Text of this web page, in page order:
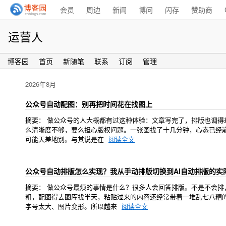
会员 周边 新闻 博问 闪存 赞助商
运营人
博客园 首页 新随笔 联系 订阅 管理
2026年8月
公众号自动配图：别再把时间花在找图上
摘要： 做公众号的人大概都有过这种体验：文章写完了，排版也调
么清晰度不够，要么担心版权问题。一张图找了十几分钟，心态已
可能天差地别。与其说是在 阅读全文
公众号自动排版怎么实现？我从手动排版切换到AI自动排版的实
摘要： 做公众号最烦的事情是什么？很多人会回答排版。不是不会
粗，配图得去图库找半天，粘贴过来的内容还经常带着一堆乱七八
字号太大、图片变形。所以越来 阅读全文